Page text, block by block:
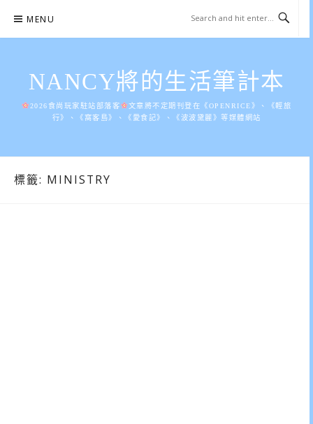
content
MENU
NANCY將的生活筆計本
2026食尚玩家駐站部落客
文章將不定期刊登在《OPENRICE》、《輕旅
行》、《窩客島》、《愛食記》、《波波黛麗》等媒體網站
標籤: MINISTRY